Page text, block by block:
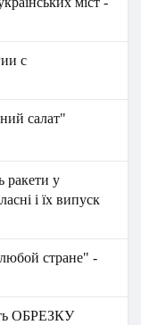
с
салат"
ракети у
і їх випуск
стране" -
ОБРЕЗКУ